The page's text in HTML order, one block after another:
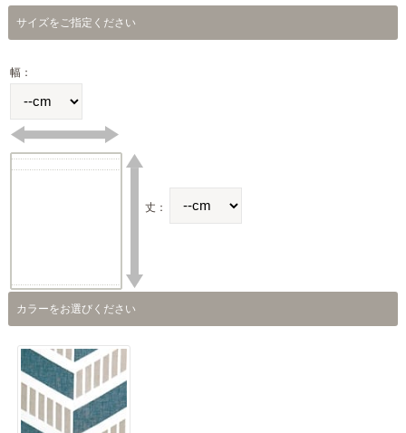
サイズをご指定ください
幅：
丈：
カラーをお選びください